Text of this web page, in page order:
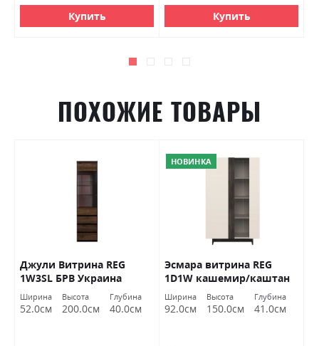
Купить Купить
ПОХОЖИЕ ТОВАРЫ
Джули Витрина REG
1W3SL БРВ Украина
Ширина
52.0см
Высота
200.0см
Глубина
40.0см
НОВИНКА
Эсмара витрина REG
1D1W кашемир/каштан
арвадонная минк Гербор
Ширина
92.0см
Высота
150.0см
Глубина
41.0см